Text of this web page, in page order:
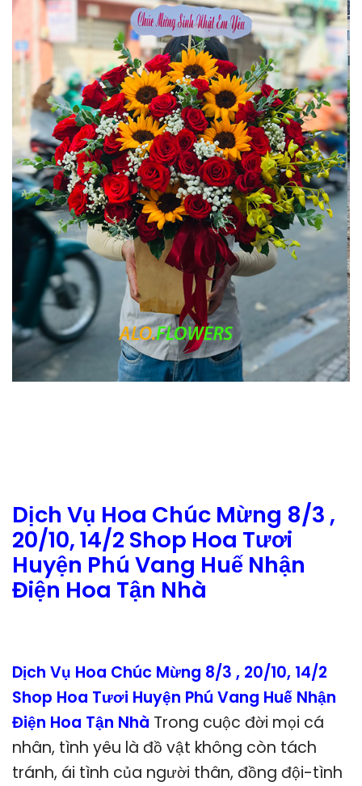
Dịch Vụ Hoa Chúc Mừng 8/3 ,
20/10, 14/2 Shop Hoa Tươi
Huyện Phú Vang Huế Nhận
Điện Hoa Tận Nhà
Dịch Vụ Hoa Chúc Mừng 8/3 , 20/10, 14/2
Shop Hoa Tươi Huyện Phú Vang Huế Nhận
Điện Hoa Tận Nhà Trong cuộc đời mọi cá
nhân, tình yêu là đồ vật không còn tách
tránh, ái tình của người thân, đồng đội-tình